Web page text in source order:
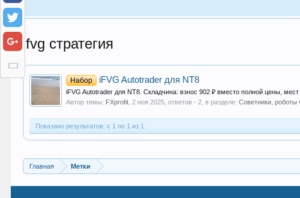
ifvg стратегия
Набор iFVG Autotrader для NT8
iFVG Autotrader для NT8. Складчина: взнос 902 ₽ вместо полной цены,
Автор темы: FXprofit ,2 ноя 2025 , ответов - 2, в разделе:Советники, роботы
Показано результатов: с 1 по 1 из 1.
Главная Метки